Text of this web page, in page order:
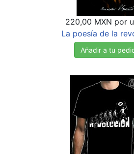
220,00 MXN por
La poesía de la
Añadir a tu